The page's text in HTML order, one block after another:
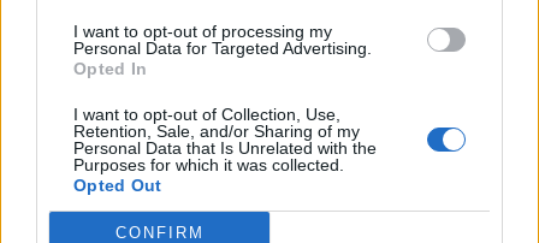
I want to opt-out of processing my
Personal Data for Targeted Advertising.
Opted In
I want to opt-out of Collection, Use,
Retention, Sale, and/or Sharing of my
Personal Data that Is Unrelated with the
Purposes for which it was collected.
Opted Out
CONFIRM
In Eccellenza il Legnano calcio
inserito nel girone A lombardo